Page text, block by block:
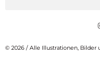
© 2026 / Alle Illustrationen, Bilder